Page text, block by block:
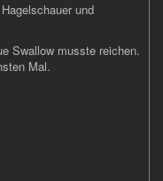
und
Swallow musste reichen.
Mal.